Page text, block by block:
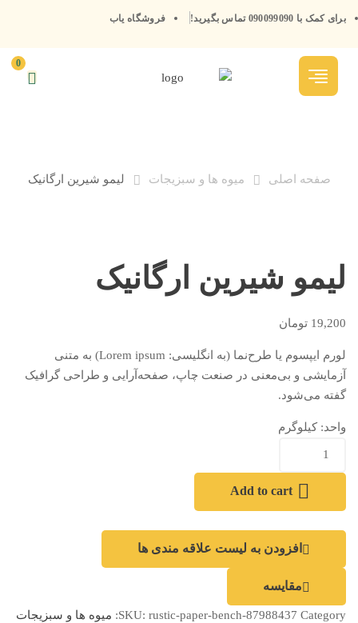
برای کمک با 090099090 تماس بگیرید! فروشگاه یاب
0
صفحه اصلی میوه ها و سبزیجات لیمو شیرین ارگانیک
لیمو شیرین ارگانیک
19,200 تومان
لورم ایپسوم یا طرح‌نما (به انگلیسی: Lorem ipsum) به متنی
آزمایشی و بی‌معنی در صنعت چاپ، صفحه‌آرایی و طراحی گرافیک
گفته می‌شود.
واحد: کیلوگرم
Add to cart
افزودن به لیست علاقه مندی ها
مقایسه
SKU: rustic-paper-bench-87988437 Category:
میوه ها و سبزیجات